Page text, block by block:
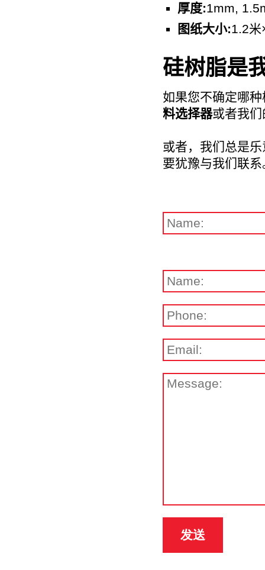
厚度:1mm,
图纸大小:1.2米
硅树脂是
如果您不确定哪
料选择器或者我
或者，我们总是
要犹豫与我们联系